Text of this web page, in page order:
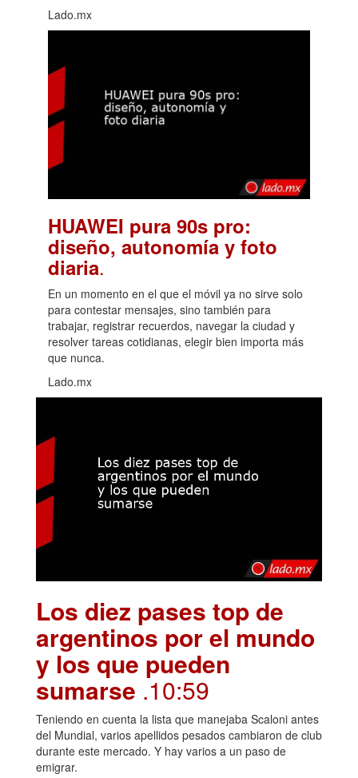
Lado.mx
HUAWEI pura 90s pro:
diseño, autonomía y foto
diaria.
En un momento en el que el móvil ya no sirve solo
para contestar mensajes, sino también para
trabajar, registrar recuerdos, navegar la ciudad y
resolver tareas cotidianas, elegir bien importa más
que nunca.
Lado.mx
Los diez pases top de
argentinos por el mundo
y los que pueden
sumarse .10:59
Teniendo en cuenta la lista que manejaba Scaloni antes
del Mundial, varios apellidos pesados cambiaron de club
durante este mercado. Y hay varios a un paso de
emigrar.